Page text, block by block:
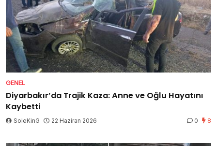
GENEL
Diyarbakır’da Trajik Kaza: Anne ve Oğlu Hayatını
Kaybetti
SoleKinG 22 Haziran 2026 0 8